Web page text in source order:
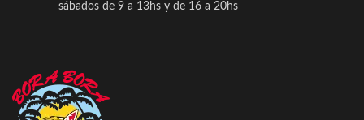
sábados de 9 a 13hs y de 16 a 20hs